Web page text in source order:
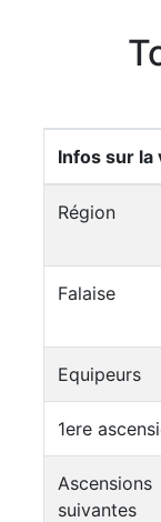
Infos sur la
Région
Falaise
Equipeurs
1ere
Ascensions
suivantes